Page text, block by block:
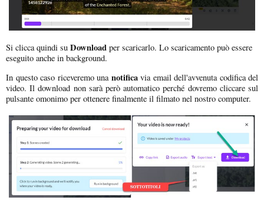
Si clicca quindi su Download per scaricarlo. Lo scaricamento può essere
eseguito anche in background.
In questo caso riceveremo una notifica via email dell'avvenuta codifica del
video. Il download non sarà però automatico perché dovremo cliccare sul
pulsante omonimo per ottenere finalmente il filmato nel nostro computer.